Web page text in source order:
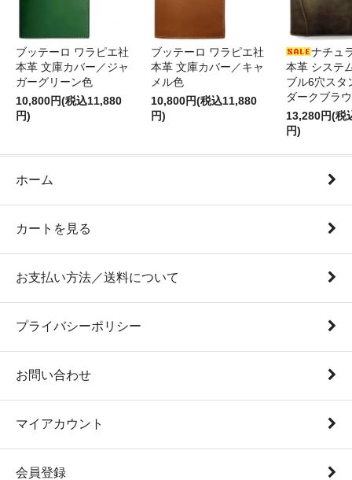
ブッテーロ ワラピエ社
本革 文庫カバー／ジャ
ガーグリーン色
10,800円(税込11,880
円)
ブッテーロ ワラピエ社
本革 文庫カバー／キャ
メル色
10,800円(税込11,880
円)
ナチュ
本革 システ
ブル6穴スタ
ダークブラ
13,280円(税
円)
ホーム
カートを見る
お支払い方法／送料について
プライバシーポリシー
お問い合わせ
マイアカウント
会員登録